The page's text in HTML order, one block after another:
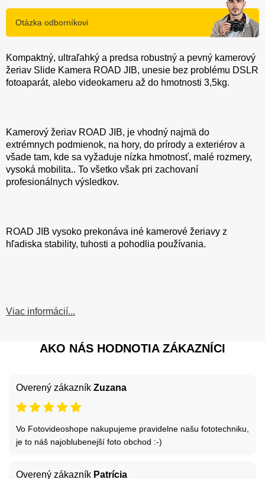
Otázka odborníkovi
Kompaktný, ultraľahký a predsa robustný a pevný kamerový
žeriav Slide Kamera ROAD JIB, unesie bez problému DSLR
fotoaparát, alebo videokameru až do hmotnosti 3,5kg.
Kamerový žeriav ROAD JIB, je vhodný najmä do
extrémnych podmienok, na hory, do prírody a exteriérov a
všade tam, kde sa vyžaduje nízka hmotnosť, malé rozmery,
vysoká mobilita.. To všetko však pri zachovaní
profesionálnych výsledkov.
ROAD JIB vysoko prekonáva iné kamerové žeriavy z
hľadiska stability, tuhosti a pohodlia používania.
Viac informácií...
AKO NÁS HODNOTIA ZÁKAZNÍCI
Overený zákazník Zuzana
Vo Fotovideoshope nakupujeme pravidelne našu fototechniku,
je to náš najoblubenejší foto obchod :-)
Overený zákazník Patrícia